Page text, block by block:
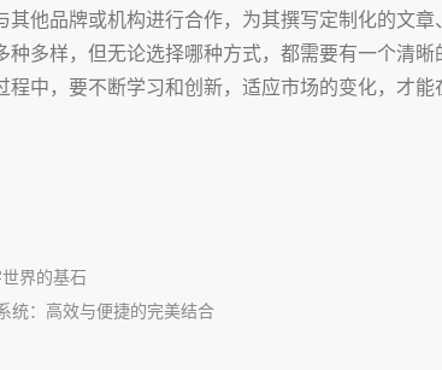
其他品牌或机构进行合作，为其撰写定制化的文章
种多样，但无论选择哪种方式，都需要有一个清
中，要不断学习和创新，适应市场的变化，才能
界的基石
统：高效与便捷的完美结合